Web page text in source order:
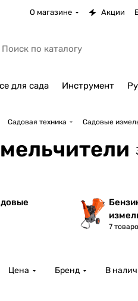
О магазине Акции
для сада Инструмент
Садовая техника Садовые
7
Цена Бренд В